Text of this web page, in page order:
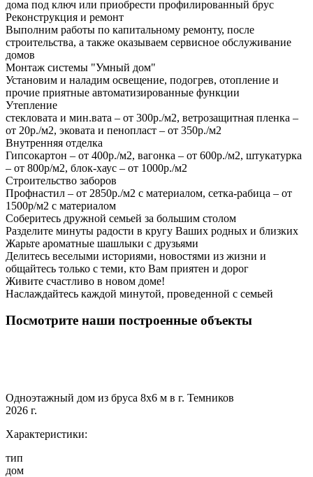
дома под ключ или приобрести профилированный брус
Реконструкция и ремонт
Выполним работы по капитальному ремонту, после
строительства, а также оказываем сервисное обслуживание
домов
Монтаж системы "Умный дом"
Установим и наладим освещение, подогрев, отопление и
прочие приятные автоматизированные функции
Утепление
стекловата и мин.вата – от 300р./м2, ветрозащитная пленка –
от 20р./м2, эковата и пенопласт – от 350р./м2
Внутренняя отделка
Гипсокартон – от 400р./м2, вагонка – от 600р./м2, штукатурка
– от 800р/м2, блок-хаус – от 1000р./м2
Строительство заборов
Профнастил – от 2850р./м2 с материалом, сетка-рабица – от
1500р/м2 с материалом
Соберитесь дружной семьей за большим столом
Разделите минуты радости в кругу Ваших родных и близких
Жарьте ароматные шашлыки с друзьями
Делитесь веселыми историями, новостями из жизни и
общайтесь только с теми, кто Вам приятен и дорог
Живите счастливо в новом доме!
Наслаждайтесь каждой минутой, проведенной с семьей
Посмотрите наши построенные объекты
Одноэтажный дом из бруса 8х6 м в г. Темников
2026 г.
Характеристики:
тип
дом